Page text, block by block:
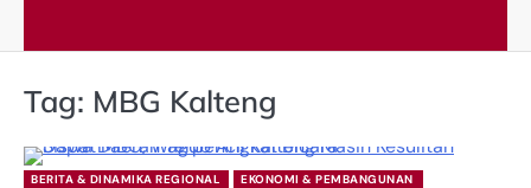
Tag: MBG Kalteng
BERITA & DINAMIKA REGIONAL EKONOMI & PEMBANGUNAN